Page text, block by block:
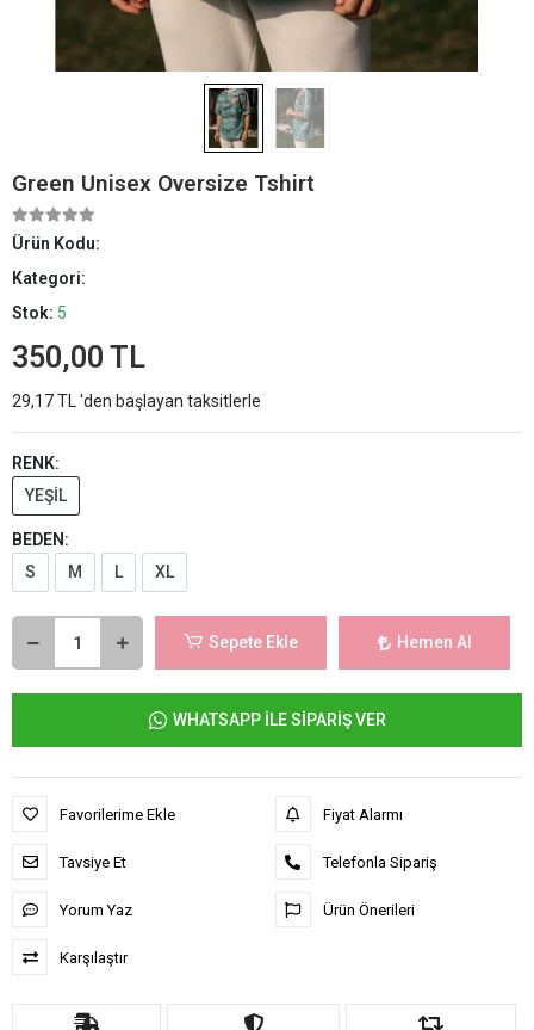
Green Unisex Oversize Tshirt
Ürün Kodu:
Kategori:
Stok: 5
350,00 TL
29,17 TL 'den başlayan taksitlerle
RENK:
YEŞİL
BEDEN:
S
M L XL
Sepete Ekle Hemen Al
WHATSAPP İLE SİPARİŞ VER
Favorilerime Ekle
Tavsiye Et
Yorum Yaz
Karşılaştır
Fiyat Alarmı
Telefonla Sipariş
Ürün Önerileri